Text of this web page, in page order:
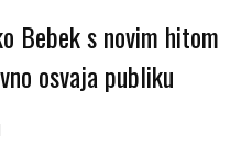
Bebek s novim hitom
osvaja publiku